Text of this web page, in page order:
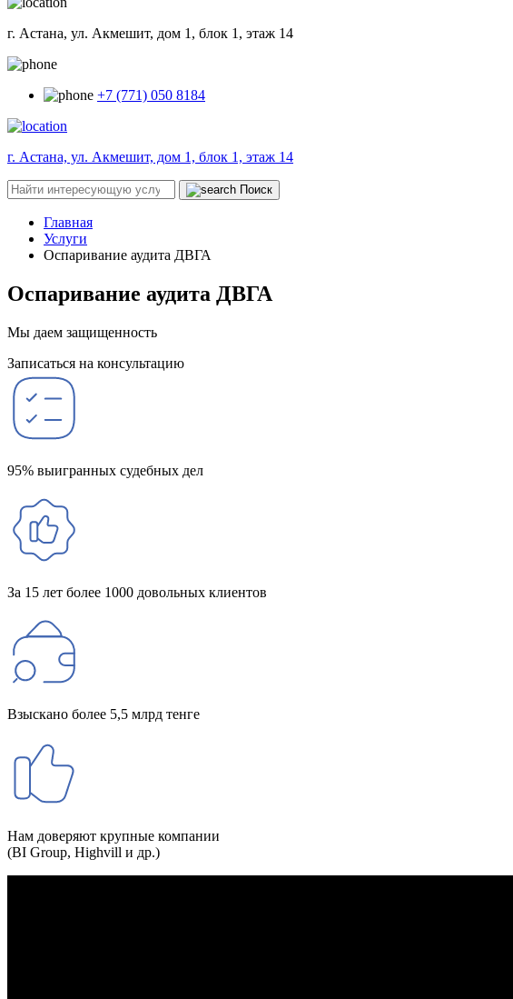
г. Астана, ул. Акмешит, дом 1, блок 1, этаж 14
+7 (771) 050 8184
г. Астана, ул. Акмешит, дом 1, блок 1, этаж 14
Поиск
Главная
Услуги
Оспаривание аудита ДВГА
Оспаривание аудита ДВГА
Мы даем защищенность
Записаться на консультацию
95% выигранных судебных дел
За 15 лет более 1000 довольных клиентов
Взыскано более 5,5 млрд тенге
Нам доверяют крупные компании
(BI Group, Highvill и др.)